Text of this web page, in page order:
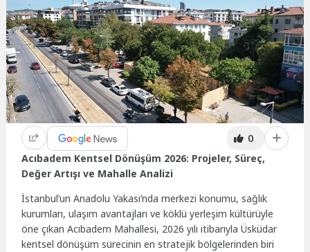
0
Acıbadem Kentsel Dönüşüm 2026: Projeler, Süreç,
Değer Artışı ve Mahalle Analizi
İstanbul’un Anadolu Yakası’nda merkezi konumu, sağlık
kurumları, ulaşım avantajları ve köklü yerleşim kültürüyle
öne çıkan Acıbadem Mahallesi, 2026 yılı itibarıyla Üsküdar
kentsel dönüşüm sürecinin en stratejik bölgelerinden biri